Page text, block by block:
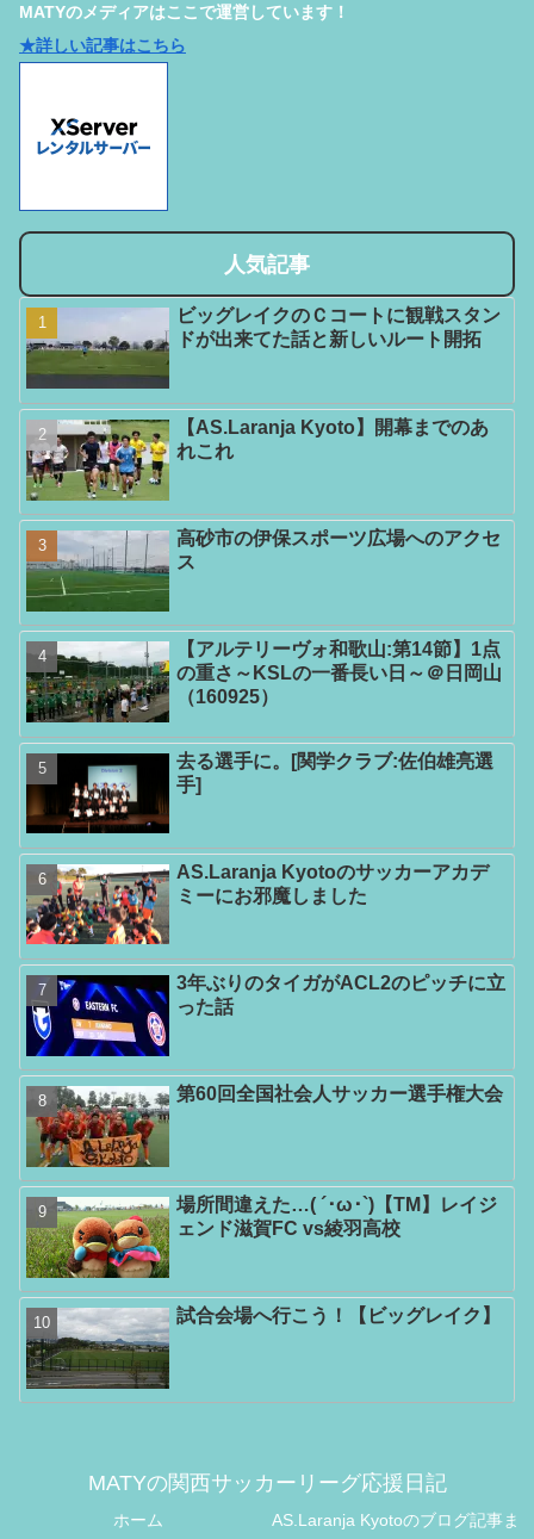
MATYのメディアはここで運営しています！
★詳しい記事はこちら
人気記事
ビッグレイクのＣコートに観戦スタン
ドが出来てた話と新しいルート開拓
【AS.Laranja Kyoto】開幕までのあ
れこれ
高砂市の伊保スポーツ広場へのアクセ
ス
【アルテリーヴォ和歌山:第14節】1点
の重さ～KSLの一番長い日～＠日岡山
（160925）
去る選手に。[関学クラブ:佐伯雄亮選
手]
AS.Laranja Kyotoのサッカーアカデ
ミーにお邪魔しました
3年ぶりのタイガがACL2のピッチに立
った話
第60回全国社会人サッカー選手権大会
場所間違えた…( ´･ω･`)【TM】レイジ
ェンド滋賀FC vs綾羽高校
試合会場へ行こう！【ビッグレイク】
MATYの関西サッカーリーグ応援日記
ホーム AS.Laranja Kyotoのブログ記事ま